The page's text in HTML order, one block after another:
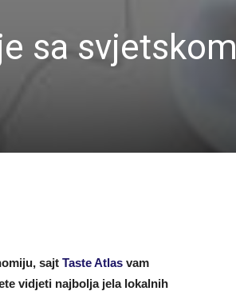
sa svjetskom
sajt Taste Atlas vam
vidjeti najbolja jela lokalnih